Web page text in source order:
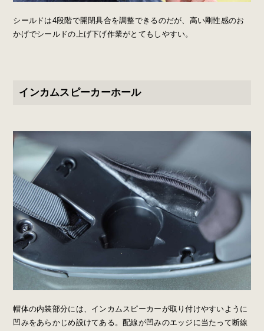
シールドは4段階で開閉具合を調整できるのだが、高い剛性感のお
かげでシールドの上げ下げ作業がとてもしやすい。
インカムスピーカーホール
帽体の内装部分には、インカムスピーカーが取り付けやすいように
凹みをあらかじめ設けてある。配線が凹みのエッジに当たって断線